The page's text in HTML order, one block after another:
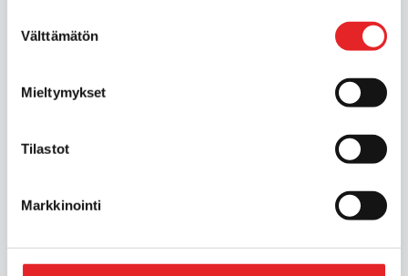
valinta
Välttämätön
Mieltymykset
Tilastot
Markkinointi